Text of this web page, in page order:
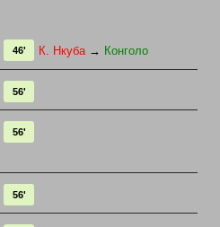
К. Нкуба → Конголо
46'
56'
56'
56'